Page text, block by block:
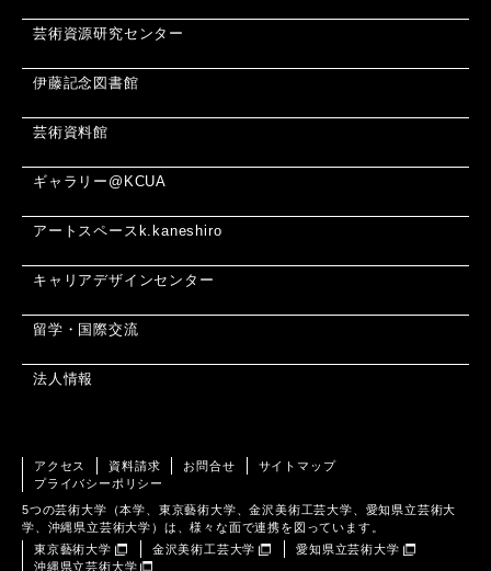
芸術資源研究センター
伊藤記念図書館
芸術資料館
ギャラリー@KCUA
アートスペースk.kaneshiro
キャリアデザインセンター
留学・国際交流
法人情報
アクセス 資料請求 お問合せ
サイトマップ
プライバシーポリシー
5つの芸術大学（本学、東京藝術大学、金沢美術工芸大学、愛知県立芸術大
学、沖縄県立芸術大学）は、様々な面で連携を図っています。
東京藝術大学
金沢美術工芸大学
愛知県立芸術大学
沖縄県立芸術大学